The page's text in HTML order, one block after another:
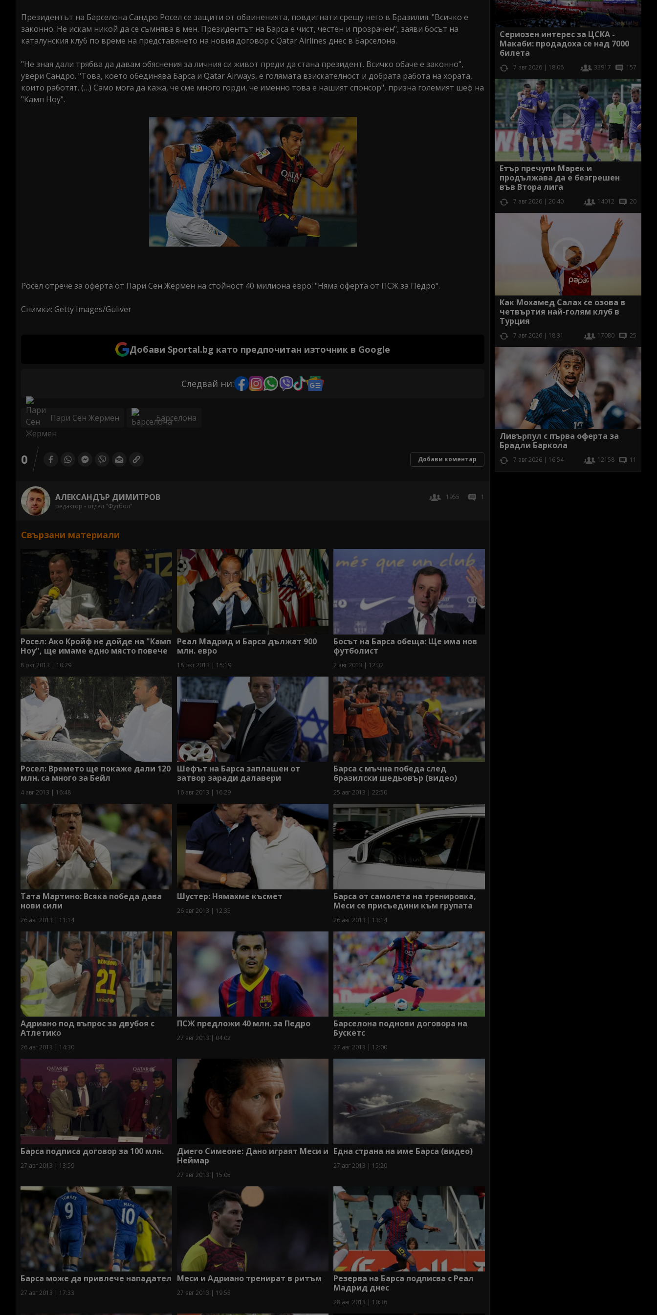
Президентът на Барселона Сандро Росел се защити от обвиненията, повдигнати срещу него в Бразилия. "Всичко е
законно. Не искам никой да се съмнява в мен. Президентът на Барса е чист, честен и прозрачен", заяви босът на
каталунския клуб по време на представянето на новия договор с Qatar Airlines днес в Барселона.
"Не зная дали трябва да давам обяснения за личния си живот преди да стана президент. Всичко обаче е законно",
увери Сандро. "Това, което обединява Барса и Qatar Airways, е голямата взискателност и добрата работа на хората,
които работят. (…) Само мога да кажа, че сме много горди, че именно това е нашият спонсор", призна големият шеф на
"Камп Ноу".
Росел отрече за оферта от Пари Сен Жермен на стойност 40 милиона евро: "Няма оферта от ПСЖ за Педро".
Снимки: Getty Images/Guliver
Добави Sportal.bg като предпочитан източник в Google
Следвай ни:
Пари Сен Жермен Барселона
0 Добави коментар
АЛЕКСАНДЪР ДИМИТРОВ
редактор - отдел "Футбол"
1955 1
Свързани материали
Росел: Ако Кройф не дойде на "Камп
Ноу", ще имаме едно място повече
8 окт 2013 | 10:29
Реал Мадрид и Барса дължат 900
млн. евро
18 окт 2013 | 15:19
Босът на Барса обеща: Ще има нов
футболист
2 авг 2013 | 12:32
Росел: Времето ще покаже дали 120
млн. са много за Бейл
4 авг 2013 | 16:48
Шефът на Барса заплашен от
затвор заради далавери
16 авг 2013 | 16:29
Барса с мъчна победа след
бразилски шедьовър (видео)
25 авг 2013 | 22:50
Тата Мартино: Всяка победа дава
нови сили
26 авг 2013 | 11:14
Шустер: Нямахме късмет
26 авг 2013 | 12:35
Барса от самолета на тренировка,
Меси се присъедини към групата
26 авг 2013 | 13:14
Адриано под въпрос за двубоя с
Атлетико
26 авг 2013 | 14:30
ПСЖ предложи 40 млн. за Педро
27 авг 2013 | 04:02
Барселона поднови договора на
Бускетс
27 авг 2013 | 12:00
Барса подписа договор за 100 млн.
27 авг 2013 | 13:59
Диего Симеоне: Дано играят Меси и
Неймар
27 авг 2013 | 15:05
Една страна на име Барса (видео)
27 авг 2013 | 15:20
Барса може да привлече нападател
27 авг 2013 | 17:33
Меси и Адриано тренират в ритъм
27 авг 2013 | 19:55
Резерва на Барса подписва с Реал
Мадрид днес
28 авг 2013 | 10:36
Сериозен интерес за ЦСКА -
Макаби: продадоха се над 7000
билета
7 авг 2026 | 18:06 33917 157
Етър пречупи Марек и
продължава да е безгрешен
във Втора лига
7 авг 2026 | 20:40 14012 20
Как Мохамед Салах се озова в
четвъртия най-голям клуб в
Турция
7 авг 2026 | 18:31 17080 25
Ливърпул с първа оферта за
Брадли Баркола
7 авг 2026 | 16:54 12158 11